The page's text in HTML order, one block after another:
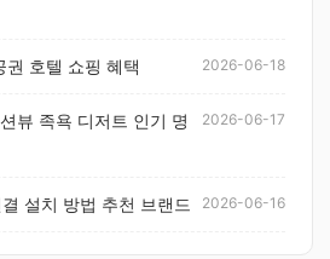
권 호텔 쇼핑 혜택 2026-06-18
뷰 족욕 디저트 인기 명
2026-06-17
설치 방법 추천 브랜드 2026-06-16